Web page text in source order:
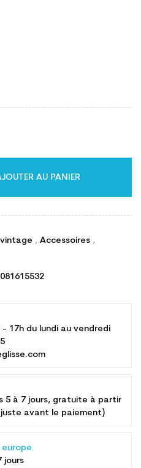
AU PANIER
, Accessoires ,
17h du lundi au vendredi
5 à 7 jours, gratuite à partir
avant le paiement)
jours